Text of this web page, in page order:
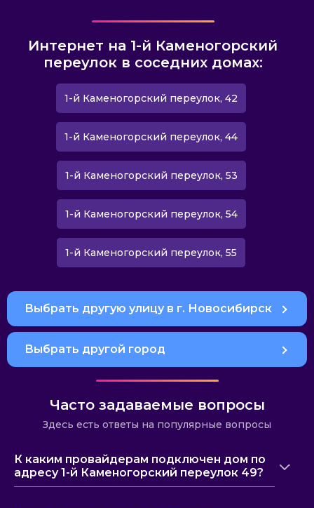
Интернет на 1-й Каменогорский
переулок в соседних домах:
1-й Каменогорский переулок, 42
1-й Каменогорский переулок, 44
1-й Каменогорский переулок, 53
1-й Каменогорский переулок, 54
1-й Каменогорский переулок, 55
Выбрать другую улицу в г. Новосибирск
Выбрать другой город
Часто задаваемые вопросы
Здесь есть ответы на популярные вопросы
К каким провайдерам подключен дом по
адресу 1-й Каменогорский переулок 49?